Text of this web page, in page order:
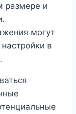
размере и
могут
в